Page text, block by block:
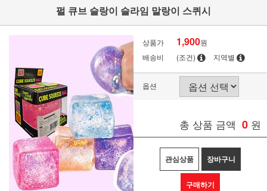
펄 큐브 슬랑이 슬라임 말랑이 스퀴시
상품가 1,900원
배송비
(조건) 지역별
옵션
총 상품 금액 0 원
관심상품 장바구니
구매하기